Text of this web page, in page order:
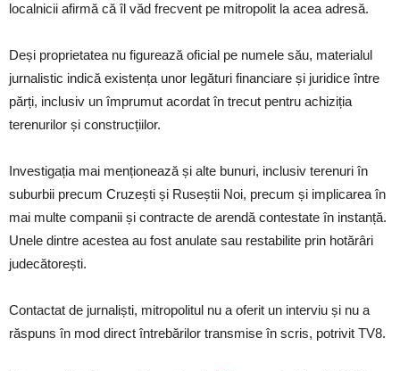
localnicii afirmă că îl văd frecvent pe mitropolit la acea adresă.
Deși proprietatea nu figurează oficial pe numele său, materialul
jurnalistic indică existența unor legături financiare și juridice între
părți, inclusiv un împrumut acordat în trecut pentru achiziția
terenurilor și construcțiilor.
Investigația mai menționează și alte bunuri, inclusiv terenuri în
suburbii precum Cruzești și Ruseștii Noi, precum și implicarea în
mai multe companii și contracte de arendă contestate în instanță.
Unele dintre acestea au fost anulate sau restabilite prin hotărâri
judecătorești.
Contactat de jurnaliști, mitropolitul nu a oferit un interviu și nu a
răspuns în mod direct întrebărilor transmise în scris, potrivit TV8.